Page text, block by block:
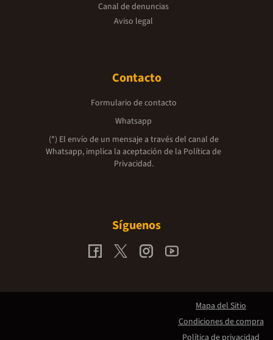
Canal de denuncias
Aviso legal
Contacto
Formulario de contacto
Whatsapp
(*) El envío de un mensaje a través del canal de
Whatsapp, implica la aceptación de la Política de
Privacidad.
Síguenos
Mapa del Sitio
Condiciones de compra